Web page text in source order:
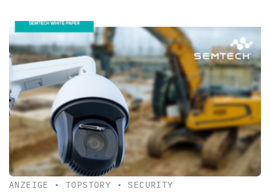
ANZEIGE •TOPSTORY • SECURITY